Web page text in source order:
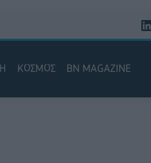
ΚΟΣΜΟΣ BN MAGAZINE